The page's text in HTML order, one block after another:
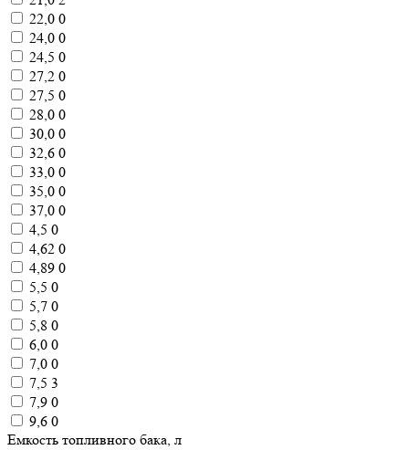
22,0 0
24,0 0
24,5 0
27,2 0
27,5 0
28,0 0
30,0 0
32,6 0
33,0 0
35,0 0
37,0 0
4,5 0
4,62 0
4,89 0
5,5 0
5,7 0
5,8 0
6,0 0
7,0 0
7,5 3
7,9 0
9,6 0
Емкость топливного бака, л